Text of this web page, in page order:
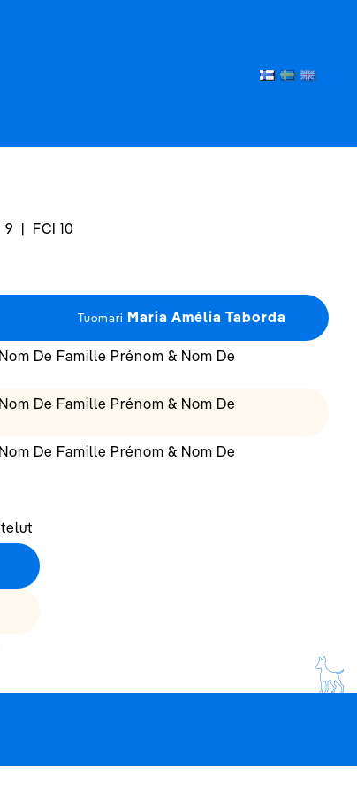
9 | FCI 10
Tuomari Maria Amélia Taborda
De Famille Prénom & Nom De
De Famille Prénom & Nom De
De Famille Prénom & Nom De